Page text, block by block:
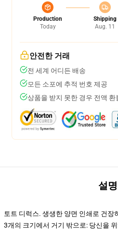
Production
Today
Shipping
Aug. 11
안전한 거래
전 세계 어디든 배송
모든 소포에 추적 번호 제공
상품을 받지 못한 경우 전액 환
설명
토트 디럭스. 생생한 양면 인쇄로 건장
3개의 크기에서 거기 밖으로: 당신을